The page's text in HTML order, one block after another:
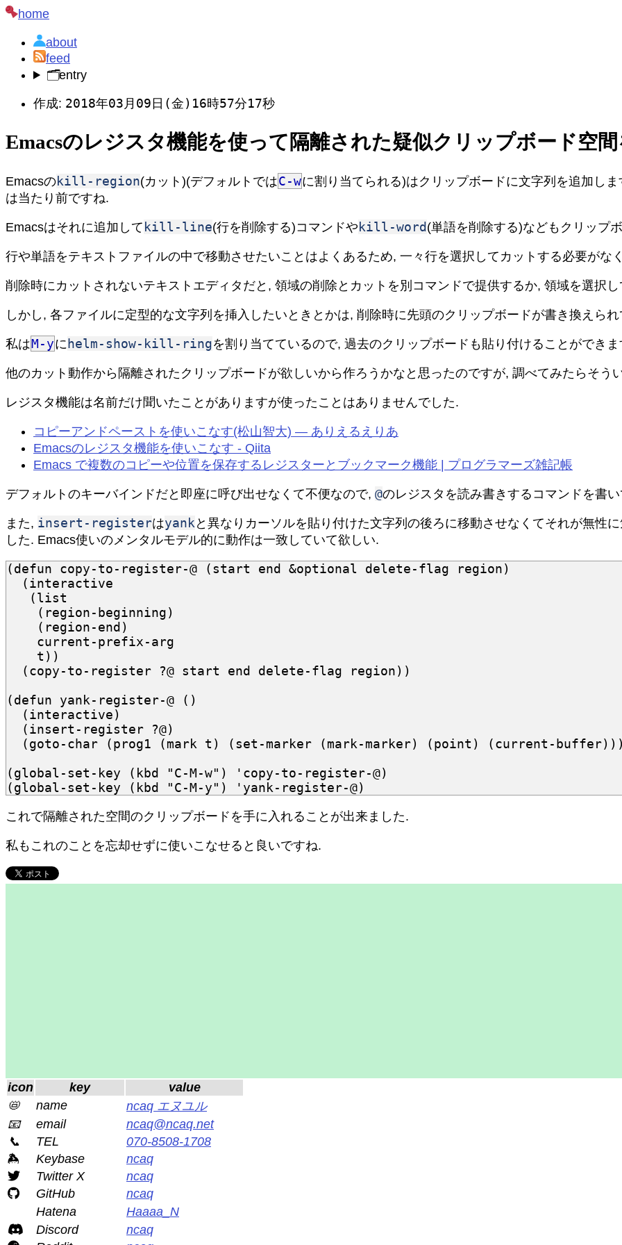
home
about
feed
🗂️entry
作成: 2018年03月09日(金)16時57分17秒
Emacsのレジスタ機能を使って隔離された疑似クリップボード空
Emacsのkill-region(カット)(デフォルトではC-wに割り当てられる)はクリップボードに文字列を追加し
は当たり前ですね.
Emacsはそれに追加して kill-line(行を削除する)コマンドやkill-word(単語を削除する)などもクリップ
行や単語をテキストファイルの中で移動させたいことはよくあるため, 一々行を選択してカットする必要がな
削除時にカットされないテキストエディタだと, 領域の削除とカットを別コマンドで提供するか, 領域を選択
しかし, 各ファイルに定型的な文字列を挿入したいときとかは, 削除時に先頭のクリップボードが書き換えら
私はM-yにhelm-show-kill-ringを割り当てているので, 過去のクリップボードも貼り付けることができ
他のカット動作から隔離されたクリップボードが欲しいから作ろうかなと思ったのですが, 調べてみたらそう
レジスタ機能は名前だけ聞いたことがありますが使ったことはありませんでした.
コピーアンドペーストを使いこなす(松山智大) — ありえるえりあ
Emacsのレジスタ機能を使いこなす - Qiita
Emacs で複数のコピーや位置を保存するレジスターとブックマーク機能 | プログラマーズ雑記帳
デフォルトのキーバインドだと即座に呼び出せなくて不便なので, @のレジスタを読み書きするコマンドを書
また, insert-registerはyank と異なりカーソルを貼り付けた文字列の後ろに移動させなくてそれが無性
した. Emacs使いのメンタルモデル的に動作は一致していて欲しい.
(defun copy-to-register-@ (start end &optional delete-flag region)
(interactive
(list
( region-beginning)
( region-end)
current-prefix-arg
t ))
(copy-to-register ?@ start end delete-flag region))
(defun yank-register-@
()
(interactive)
(insert-register ?@)
(goto-char (prog1 (mark t ) (set-marker (mark-marker) (point ) (current-buffer
(global-set-key ( kbd "C-M-w" ) 'copy-to-register-@)
(global-set-key ( kbd "C-M-y" ) 'yank-register-@)
これで隔離された空間のクリップボードを手に入れることが出来ました.
私もこれのことを忘却せずに使いこなせると良いですね.
icon key
value
📛
name
ncaq エヌユル
📧
email
ncaq@ncaq.net
📞
TEL
070-8508-1708
Keybase
ncaq
Twitter X
ncaq
GitHub
ncaq
Hatena
Haaaa_N
Discord
ncaq